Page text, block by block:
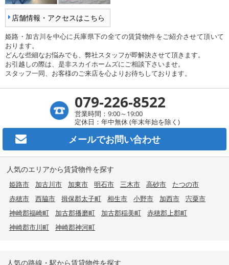
店舗情報・アクセスはこちら
姫路・加古川を中心に兵庫県下の全ての賃貸物件をご紹介させて頂いて
おります。
どんな些細なお悩みでも、弊社スタッフが即解決させて頂きます。
お引越しの際は、是非スカイホームズにご相談下さいませ。
スタッフ一同、お客様のご来店を心よりお待ちしております。
079-226-8522
営業時間：9:00～19:00
定休日：年中無休 (年末年始を除く)
メールでお問い合わせ
人気のエリアから賃貸物件を探す
姫路市 加古川市 加東市 明石市 三木市 高砂市
たつの市
赤穂市
西脇市 揖保郡太子町 相生市 小野市 加西市
宍粟市
神崎郡福崎町
加古郡播磨町 加古郡稲美町
赤穂郡上郡町
神崎郡市川町
神崎郡神河町
人気の路線・駅から賃貸物件を探す